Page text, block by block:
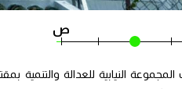
ص
النيابية للعدالة